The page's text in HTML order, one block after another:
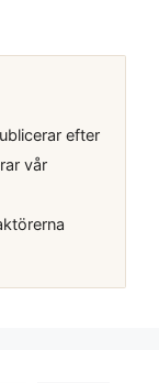
efter
vår